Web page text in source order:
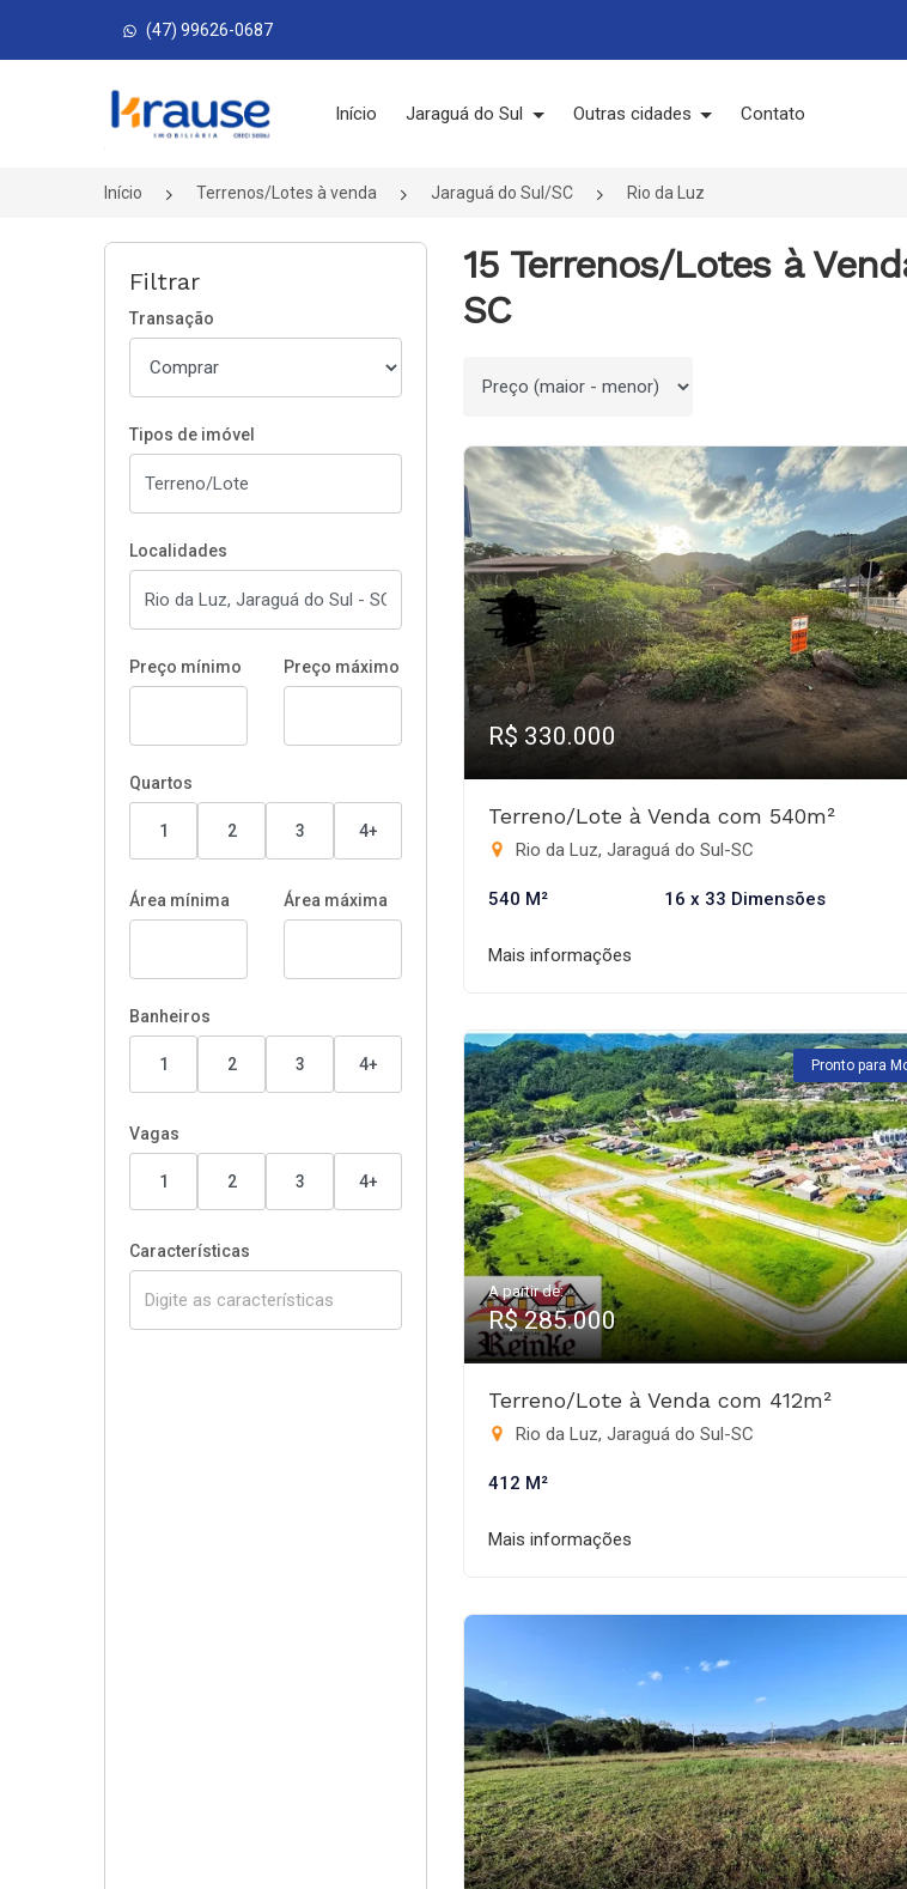
(47) 99626-0687
Página inicial
Início Jaraguá do Sul Outras cidades Contato
Início Terrenos/Lotes à venda Jaraguá do Sul/SC Rio da Luz
Filtrar
Transação
Tipos de imóvel
Localidades
Preço mínimo Preço máximo
Quartos
1 2 3 4+
Área mínima Área máxima
Banheiros
1 2 3 4+
Vagas
1 2 3 4+
Características
15 Terrenos/Lotes à
SC
Ordenar por
R$ 330.000
Terreno/Lote à Venda com 540m²
Rio da Luz, Jaraguá do Sul-SC
540 M² 16 x 33 Dimensões
Mais informações
Pronto para
A partir de:
R$ 285.000
Terreno/Lote à Venda com 412m²
Rio da Luz, Jaraguá do Sul-SC
412 M²
Mais informações